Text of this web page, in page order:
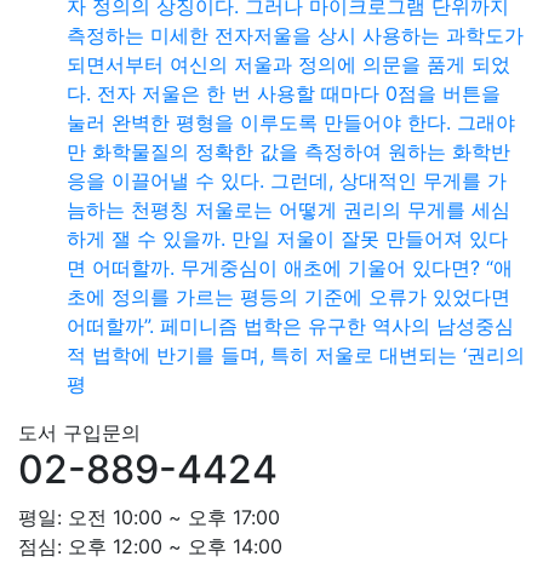
자 정의의 상징이다. 그러나 마이크로그램 단위까지
측정하는 미세한 전자저울을 상시 사용하는 과학도가
되면서부터 여신의 저울과 정의에 의문을 품게 되었
다. 전자 저울은 한 번 사용할 때마다 0점을 버튼을
눌러 완벽한 평형을 이루도록 만들어야 한다. 그래야
만 화학물질의 정확한 값을 측정하여 원하는 화학반
응을 이끌어낼 수 있다. 그런데, 상대적인 무게를 가
늠하는 천평칭 저울로는 어떻게 권리의 무게를 세심
하게 잴 수 있을까. 만일 저울이 잘못 만들어져 있다
면 어떠할까. 무게중심이 애초에 기울어 있다면? “애
초에 정의를 가르는 평등의 기준에 오류가 있었다면
어떠할까”. 페미니즘 법학은 유구한 역사의 남성중심
적 법학에 반기를 들며, 특히 저울로 대변되는 ‘권리의
평
도서 구입문의
02-889-4424
평일: 오전 10:00 ~ 오후 17:00
점심: 오후 12:00 ~ 오후 14:00